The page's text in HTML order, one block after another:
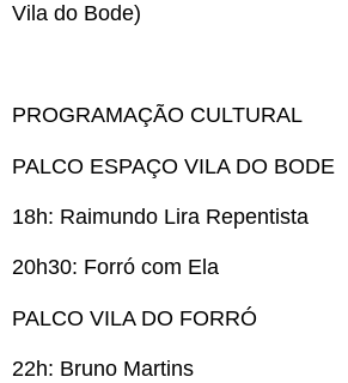
Vila do Bode)
PROGRAMAÇÃO CULTURAL
PALCO ESPAÇO VILA DO BODE
18h: Raimundo Lira Repentista
20h30: Forró com Ela
PALCO VILA DO FORRÓ
22h: Bruno Martins